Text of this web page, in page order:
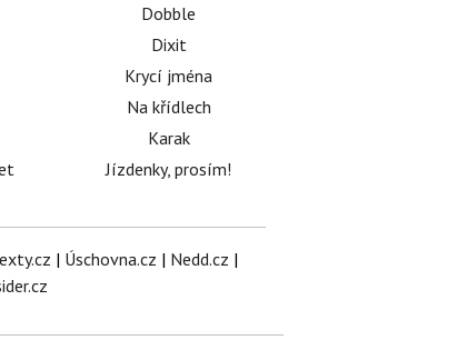
Dobble
Dixit
Krycí jména
Na křídlech
Karak
Jízdenky, prosím!
| Úschovna.cz | Nedd.cz |